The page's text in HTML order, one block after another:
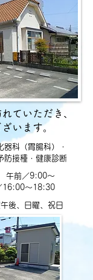
ていただき、
います。
器科（胃腸科）・
防接種・健康診断
午前／9:00～
～18:30
後、日曜、祝日